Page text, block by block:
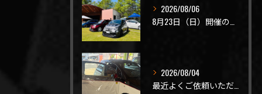
2026/08/06
2026/08/04